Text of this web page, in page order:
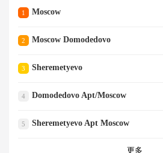
1 Moscow
2 Moscow Domodedovo
3 Sheremetyevo
4 Domodedovo Apt/moscow
5 Sheremetyevo Apt Moscow
更多